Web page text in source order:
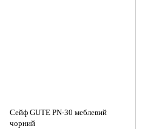
Сейф GUTE PN-30 меблевий
чорний